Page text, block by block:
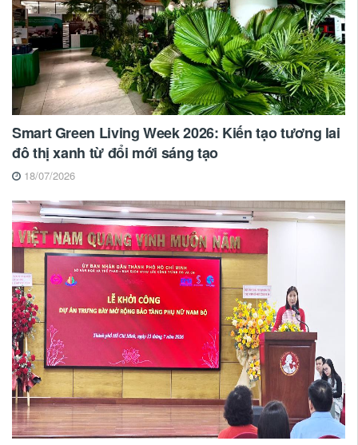
Smart Green Living Week 2026: Kiến tạo tương lai
đô thị xanh từ đổi mới sáng tạo
18/07/2026